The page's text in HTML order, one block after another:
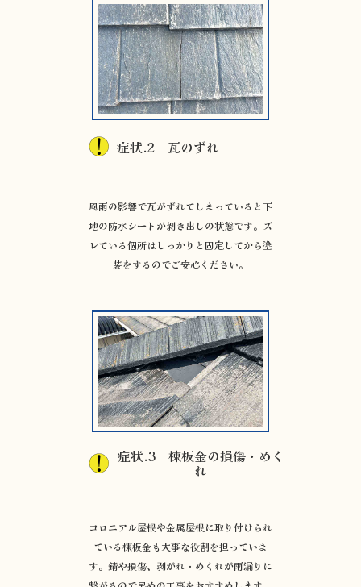
症状.2 瓦のずれ
風雨の影響で瓦がずれてしまっていると下
地の防水シートが剝き出しの状態です。ズ
レている個所はしっかりと固定してから塗
装をするのでご安心ください。
症状.3 棟板金の損傷・めく
れ
コロニアル屋根や金属屋根に取り付けられ
ている棟板金も大事な役割を担っていま
す。錆や損傷、剥がれ・めくれが雨漏りに